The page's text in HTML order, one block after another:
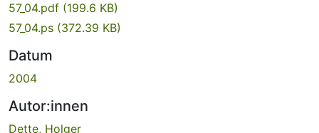
57_04.pdf (199.6 KB)
57_04.ps (372.39 KB)
Datum
2004
Autor:innen
Dette, Holger